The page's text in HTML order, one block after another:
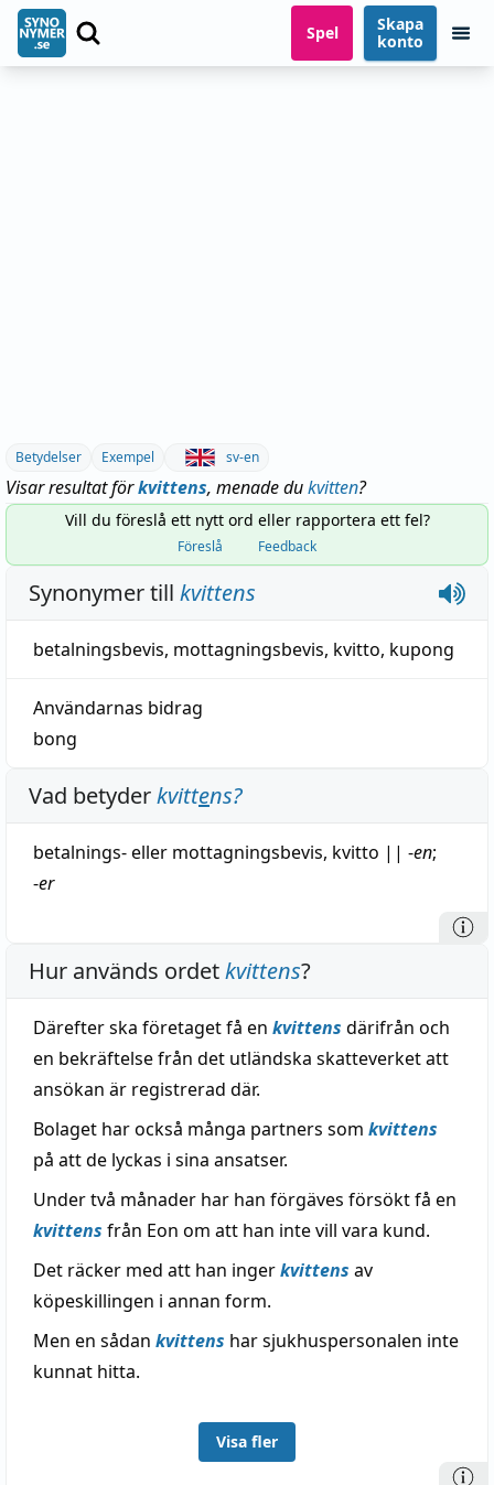
Spel
Skapa
konto
Betydelser Exempel sv-en
Visar resultat förkvittens, menade dukvitten?
Vill du föreslå ett nytt ord eller rapportera ett fel?
Föreslå Feedback
Synonymer till kvittens
betalningsbevis, mottagningsbevis, kvitto, kupong
Användarnas bidrag
bong
Vad betyderkvittens?
betalnings- eller mottagningsbevis, kvitto || -en;
-er
Hur används ordetkvittens?
Därefter ska företaget få en kvittens därifrån och
en bekräftelse från det utländska skatteverket att
ansökan är registrerad där.
Bolaget har också många partners som kvittens
på att de lyckas i sina ansatser.
Under två månader har han förgäves försökt få en
kvittens från Eon om att han inte vill vara kund.
Det räcker med att han ingerkvittens av
köpeskillingen i annan form.
Men en sådan kvittens har sjukhuspersonalen inte
kunnat hitta.
Visa fler